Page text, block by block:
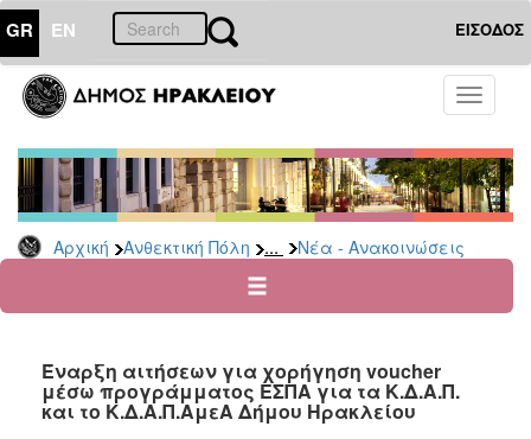
GR EN ΕΙΣΟΔΟΣ
Toggle
Αρχική Ανθεκτική Πόλη ... Νέα - Ανακοινώσεις
ΑΝΘΕΚΤΙΚΗ
ΠΟΛΗ
Κοινωνική
Πολιτική
Νέα
Ανακοινώσεις
για
Οικονομική
Αδυναμία
Έναρξη αιτήσεων για χορήγηση voucher
μέσω προγράμματος ΕΣΠΑ για τα Κ.Δ.Α.Π.
και το Κ.Δ.Α.Π.ΑμεΑ Δήμου Ηρακλείου